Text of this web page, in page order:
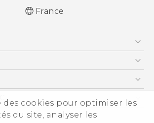
des cookies pour optimiser les
du site, analyser les
réglementation
Safety and regulatory guide
France